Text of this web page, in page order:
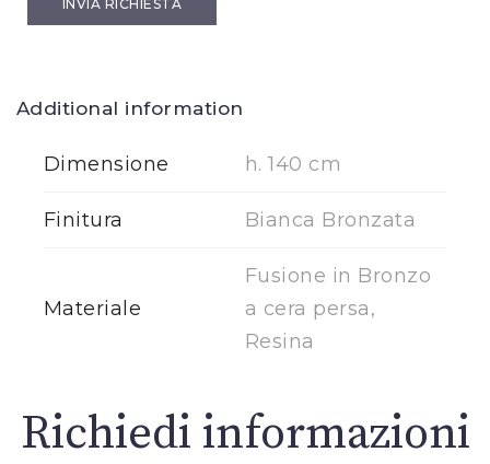
INVIA RICHIESTA
Additional information
Dimensione h. 140 cm
Finitura Bianca Bronzata
Materiale
Fusione in Bronzo
a cera persa,
Resina
Richiedi informazioni